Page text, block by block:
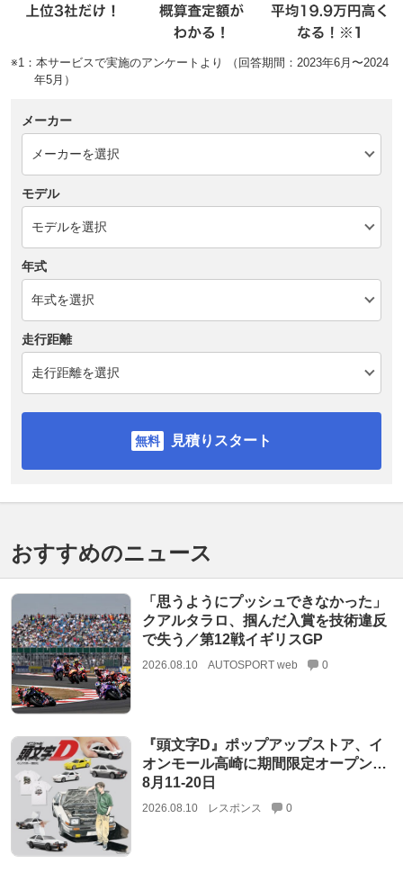
※1：本サービスで実施のアンケートより （回答期間：2023年6月〜2024
年5月）
メーカー
モデル
年式
走行距離
見積りスタート
おすすめのニュース
「思うようにプッシュできなかった」
クアルタラロ、掴んだ入賞を技術違反
で失う／第12戦イギリスGP
2026.08.10 AUTOSPORT web 0
『頭文字D』ポップアップストア、イ
オンモール高崎に期間限定オープン…
8月11‐20日
2026.08.10 レスポンス 0